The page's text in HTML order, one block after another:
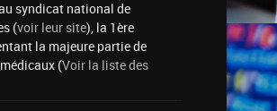
syndicat national de
(voir leur site), la 1ère
la majeure partie de
(Voir la liste des